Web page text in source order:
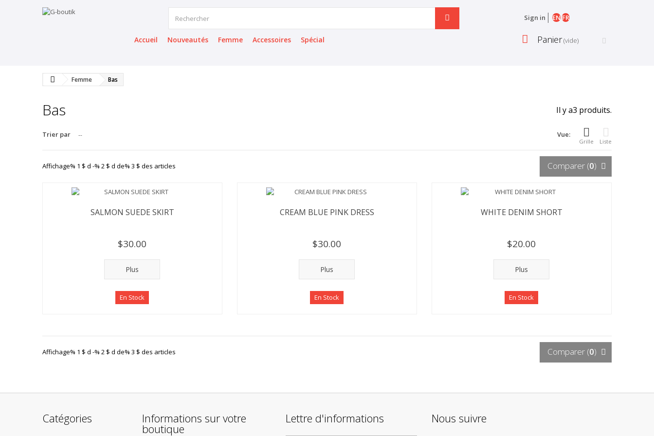
Sign in ENFR
Panier(vide)
Accueil Nouveautés Femme Accessoires Spécial
Femme Bas
Bas Il y a3 produits.
Vue:
Grille Liste
Trier par --
Comparer (0)
Affichage% 1 $ d -% 2 $ d de% 3 $ des articles
SALMON SUEDE SKIRT
$30.00
Plus
En Stock
CREAM BLUE PINK DRESS
$30.00
Plus
En Stock
WHITE DENIM SHORT
$20.00
Plus
En Stock
Comparer (0)
Affichage% 1 $ d -% 2 $ d de% 3 $ des articles
Catégories Informations sur votre
boutique
Lettre d'informations Nous suivre